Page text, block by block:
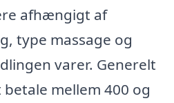
afhængigt af
type massage og
varer. Generelt
mellem 400 og